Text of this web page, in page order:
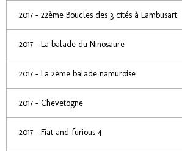
2017 - 22ème Boucles des 3 cités à Lambusart
2017 - La balade du Ninosaure
2017 - La 2ème balade namuroise
2017 - Chevetogne
2017 - Fiat and furious 4